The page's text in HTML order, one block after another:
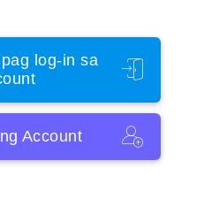
log-in sa
Account